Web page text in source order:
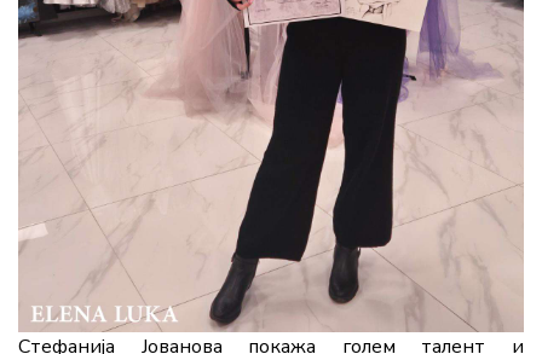
Стефанија Јованова покажа голем талент и